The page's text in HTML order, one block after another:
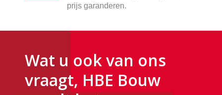
prijs garanderen.
Wat u ook van ons
vraagt, HBE Bouw